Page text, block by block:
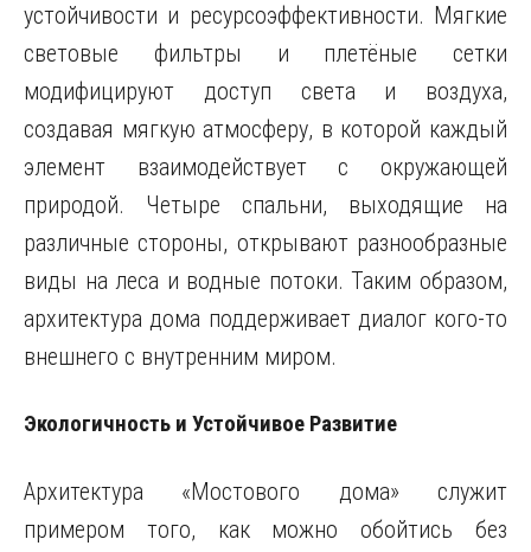
устойчивости и ресурсоэффективности. Мягкие
световые фильтры и плетёные сетки
модифицируют доступ света и воздуха,
создавая мягкую атмосферу, в которой каждый
элемент взаимодействует с окружающей
природой. Четыре спальни, выходящие на
различные стороны, открывают разнообразные
виды на леса и водные потоки. Таким образом,
архитектура дома поддерживает диалог кого-то
внешнего с внутренним миром.
Экологичность и Устойчивое Развитие
Архитектура «Мостового дома» служит
примером того, как можно обойтись без